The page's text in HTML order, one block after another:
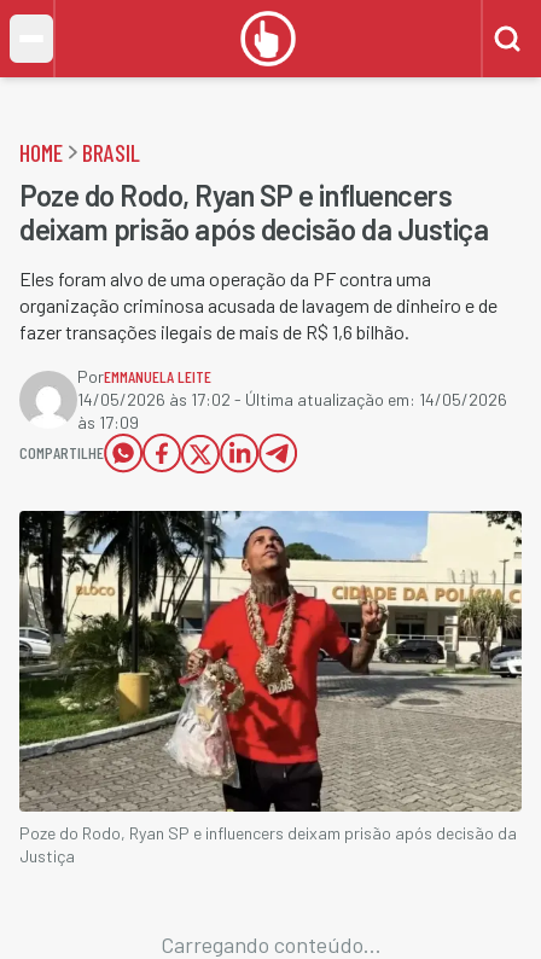
HOME BRASIL
Poze do Rodo, Ryan SP e influencers
deixam prisão após decisão da Justiça
Eles foram alvo de uma operação da PF contra uma
organização criminosa acusada de lavagem de dinheiro e de
fazer transações ilegais de mais de R$ 1,6 bilhão.
PorEMMANUELA LEITE
14/05/2026 às 17:02 - Última atualização em: 14/05/2026
às 17:09
COMPARTILHE
Poze do Rodo, Ryan SP e influencers deixam prisão após decisão da
Justiça
Carregando conteúdo...